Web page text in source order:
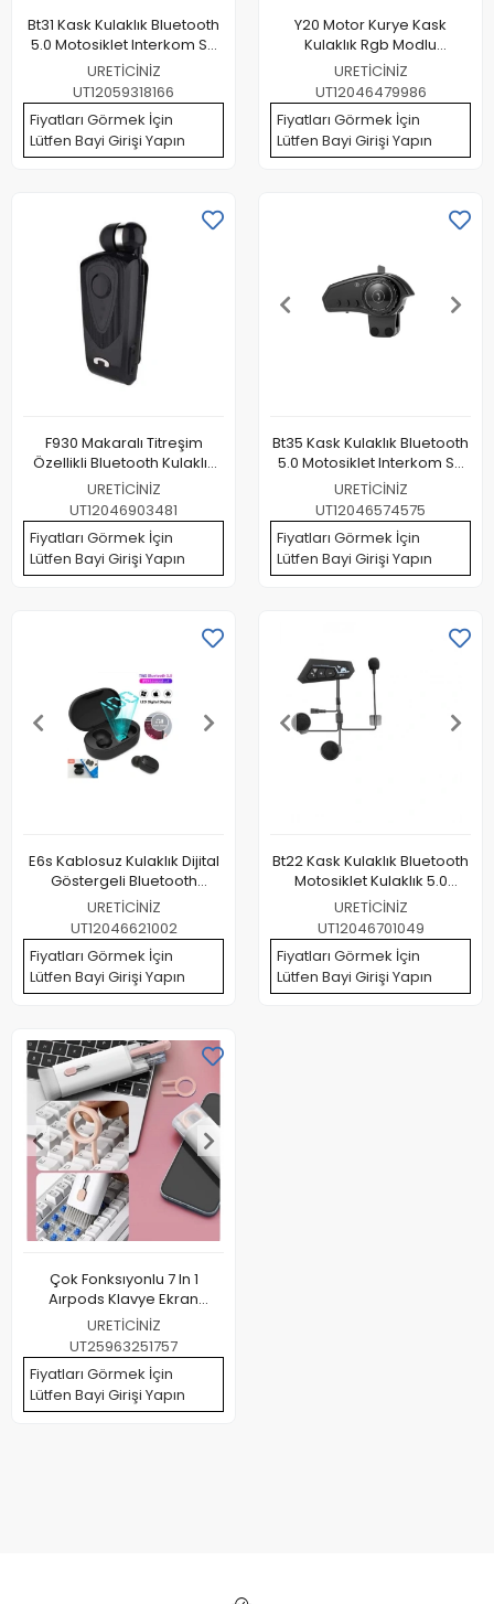
Bt31 Kask Kulaklık Bluetooth
5.0 Motosiklet Interkom Su
Geçirmez Kablosuz Kulaklık
URETİCİNİZ
UT12059318166
Fiyatları Görmek İçin
Lütfen Bayi Girişi Yapın
Y20 Motor Kurye Kask
Kulaklık Rgb Modlu
Bluetooth Motosiklet Kulaklık
5.3 Bluetooth Interkom
URETİCİNİZ
UT12046479986
Fiyatları Görmek İçin
Lütfen Bayi Girişi Yapın
F930 Makaralı Titreşim
Özellikli Bluetooth Kulaklık
Siyah Uyumlu
URETİCİNİZ
UT12046903481
Fiyatları Görmek İçin
Lütfen Bayi Girişi Yapın
Bt35 Kask Kulaklık Bluetooth
5.0 Motosiklet Interkom Su
Geçirmez Kablosuz Kulaklık
URETİCİNİZ
UT12046574575
Fiyatları Görmek İçin
Lütfen Bayi Girişi Yapın
E6s Kablosuz Kulaklık Dijital
Göstergeli Bluetooth
Kulaklık 5.0
URETİCİNİZ
UT12046621002
Fiyatları Görmek İçin
Lütfen Bayi Girişi Yapın
Bt22 Kask Kulaklık Bluetooth
Motosiklet Kulaklık 5.0
Bluetooth Interkom
Motorsiklet Kulaklık
URETİCİNİZ
UT12046701049
Fiyatları Görmek İçin
Lütfen Bayi Girişi Yapın
Çok Fonksıyonlu 7 In 1
Aırpods Klavye Ekran
Kulaklık Temızleme Kıtı
URETİCİNİZ
UT25963251757
Fiyatları Görmek İçin
Lütfen Bayi Girişi Yapın